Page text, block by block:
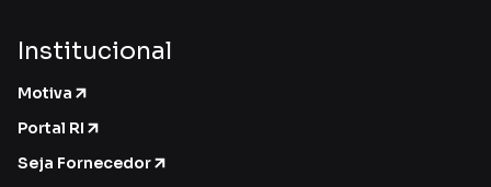
Institucional
Motiva
Portal RI
Seja Fornecedor